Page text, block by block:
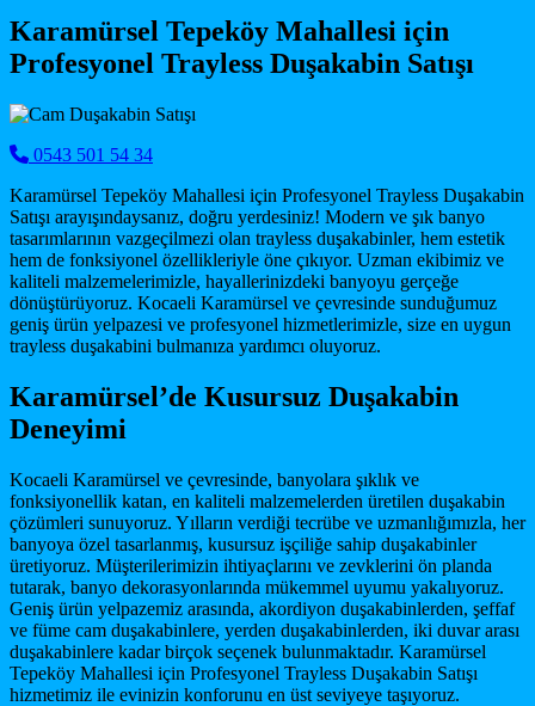
Karamürsel Tepeköy Mahallesi için
Profesyonel Trayless Duşakabin Satışı
0543 501 54 34
Karamürsel Tepeköy Mahallesi için Profesyonel Trayless Duşakabin
Satışı arayışındaysanız, doğru yerdesiniz! Modern ve şık banyo
tasarımlarının vazgeçilmezi olan trayless duşakabinler, hem estetik
hem de fonksiyonel özellikleriyle öne çıkıyor. Uzman ekibimiz ve
kaliteli malzemelerimizle, hayallerinizdeki banyoyu gerçeğe
dönüştürüyoruz. Kocaeli Karamürsel ve çevresinde sunduğumuz
geniş ürün yelpazesi ve profesyonel hizmetlerimizle, size en uygun
trayless duşakabini bulmanıza yardımcı oluyoruz.
Karamürsel’de Kusursuz Duşakabin
Deneyimi
Kocaeli Karamürsel ve çevresinde, banyolara şıklık ve
fonksiyonellik katan, en kaliteli malzemelerden üretilen duşakabin
çözümleri sunuyoruz. Yılların verdiği tecrübe ve uzmanlığımızla, her
banyoya özel tasarlanmış, kusursuz işçiliğe sahip duşakabinler
üretiyoruz. Müşterilerimizin ihtiyaçlarını ve zevklerini ön planda
tutarak, banyo dekorasyonlarında mükemmel uyumu yakalıyoruz.
Geniş ürün yelpazemiz arasında, akordiyon duşakabinlerden, şeffaf
ve füme cam duşakabinlere, yerden duşakabinlerden, iki duvar arası
duşakabinlere kadar birçok seçenek bulunmaktadır. Karamürsel
Tepeköy Mahallesi için Profesyonel Trayless Duşakabin Satışı
hizmetimiz ile evinizin konforunu en üst seviyeye taşıyoruz.